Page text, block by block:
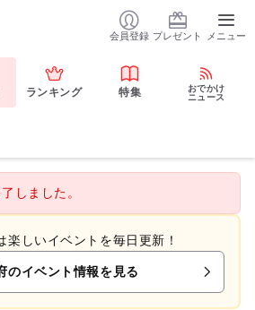
会員登録 プレゼント メニュー
ランキング 特集
おでかけ
ニュース
しました。
楽しいイベントを毎日更新！
のイベント情報を見る